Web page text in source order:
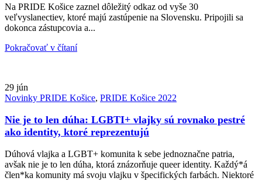
Na PRIDE Košice zaznel dôležitý odkaz od vyše 30
veľvyslanectiev, ktoré majú zastúpenie na Slovensku. Pripojili sa
dokonca zástupcovia a...
Pokračovať v čítaní
29 jún
Novinky PRIDE Košice, PRIDE Košice 2022
Nie je to len dúha: LGBTI+ vlajky sú rovnako pestré
ako identity, ktoré reprezentujú
Dúhová vlajka a LGBT+ komunita k sebe jednoznačne patria,
avšak nie je to len dúha, ktorá znázorňuje queer identity. Každý*á
člen*ka komunity má svoju vlajku v špecifických farbách. Niektoré